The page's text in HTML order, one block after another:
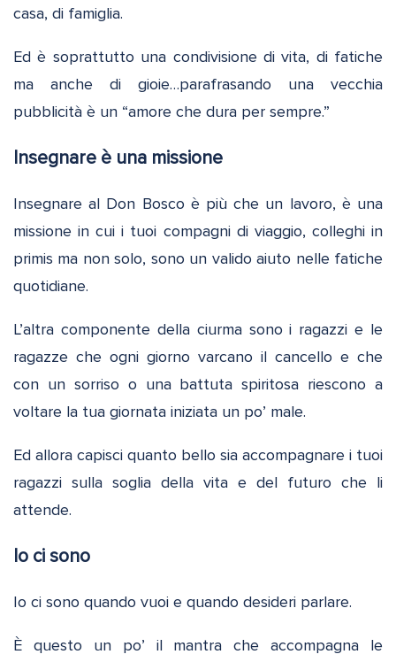
casa, di famiglia.
Ed è soprattutto una condivisione di vita, di fatiche
ma anche di gioie…parafrasando una vecchia
pubblicità è un “amore che dura per sempre.”
Insegnare è una missione
Insegnare al Don Bosco è più che un lavoro, è una
missione in cui i tuoi compagni di viaggio, colleghi in
primis ma non solo, sono un valido aiuto nelle fatiche
quotidiane.
L’altra componente della ciurma sono i ragazzi e le
ragazze che ogni giorno varcano il cancello e che
con un sorriso o una battuta spiritosa riescono a
voltare la tua giornata iniziata un po’ male.
Ed allora capisci quanto bello sia accompagnare i tuoi
ragazzi sulla soglia della vita e del futuro che li
attende.
Io ci sono
Io ci sono quando vuoi e quando desideri parlare.
È questo un po’ il mantra che accompagna le